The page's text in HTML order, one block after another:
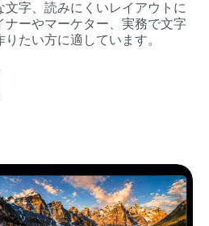
字、読みにくいレイアウトに
ナーやマーケター、実務で文字
たい方に適しています。